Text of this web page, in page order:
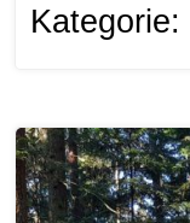
Kategorie: